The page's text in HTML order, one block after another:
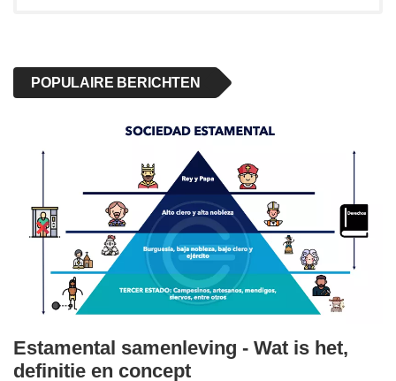
POPULAIRE BERICHTEN
Estamental samenleving - Wat is het,
definitie en concept